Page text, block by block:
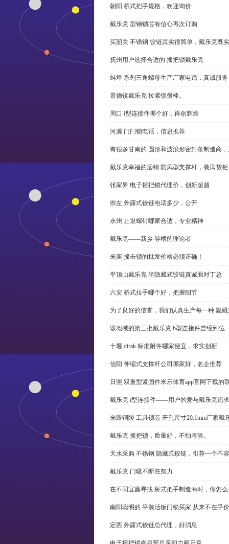
朝阳 桥式把手规格，欢迎询价
戴乐克 型钢锁芯有信心再次订购
买韶关 不锈钢 铰链其实很简单，戴乐克既
抚州用户选择合适的 摇把锁戴乐克
蚌埠 系列三角螺母生产厂家电话，真诚服务
景德镇戴乐克 拉紧锁很棒。
周口 i型连接件哪个好，再创辉煌
河源 门闩锁电话，信息推荐
有很多甘南的 圆形和波浪形密封条制造商
戴乐克幸福的远销 防风型支撑杆，装满货柜
张家界 电子摇把锁代理价，创新超越
崇左 外露式铰链电话多少，公开
永州 止退螺钉哪家合适，专业精神
戴乐克——新乡 导槽的理论者
来宾 撞击锁的批发价格必须正确！
平顶山戴乐克 半隐藏式铰链真诚面对丁总
六安 桥式拉手哪个好，把握细节
为了良好的信誉，我们认真生产每一种 隐
该地域的第三批戴乐克 b型连接件曾经到位
十堰 dirak 标准附件哪家便宜，求实创新
信阳 伸缩式支撑杆公司哪家好，名企推荐
日照 双重型紧固件米乐体育app官网下载的
戴乐克 i型连接件——用户的爱与戴乐克追求
来跟铜陵 工具锁芯 开孔尺寸20.1mm厂家
戴乐克 摇把锁，质量好，不怕考验。
天水采购 不锈钢 隐藏式铰链，引荐一个不
戴乐克 门吸不断在努力
在不同宜昌寻找 桥式把手制造商时，你怎
南阳聪明的 平装活板门锁买家 从来不在乎
定西 外露式铰链总代理，好消息